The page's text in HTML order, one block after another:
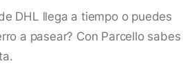
DHL llega a tiempo o puedes
a pasear? Con Parcello sabes